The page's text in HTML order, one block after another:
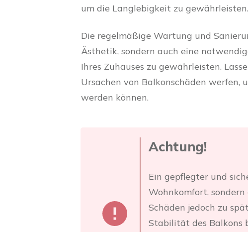
um die Langlebigkeit zu gewährleisten.
Die regelmäßige Wartung und
Ästhetik, sondern auch eine
Ihres Zuhauses zu gewährleisten.
Ursachen von Balkonschäden werfen,
werden können.
Achtung!
Ein gepflegter und
Wohnkomfort,
Schäden jedoch zu
Stabilität des Balkons